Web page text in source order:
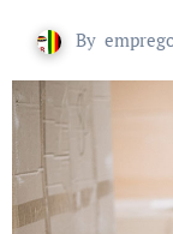
By